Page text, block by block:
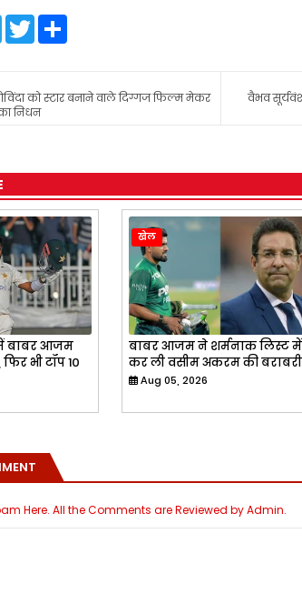
T
e
r
a
T
e
r
S
वैभव
को स्टार बनाने वाले दिग्गज फिल्म मेकर
निधन
बाबर आजम
भी टॉप 10
खेल
बाबर आजम ने शर्मनाक लिस्ट में
कर ली वसीम अकरम की बराबरी
Aug 05, 2026
Here. All the Comments are Reviewed by Admin.